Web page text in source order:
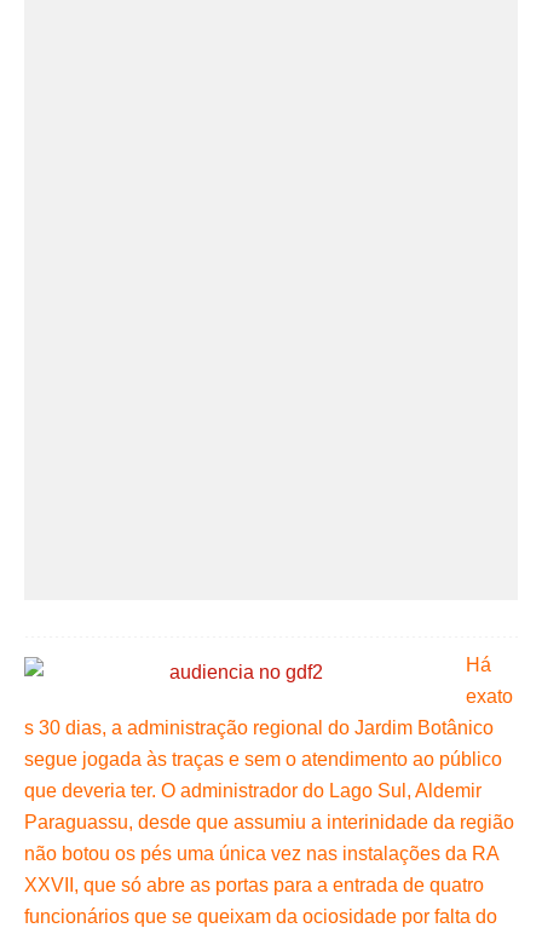
Há
exato
s 30 dias, a administração regional do Jardim Botânico
segue jogada às traças e sem o atendimento ao público
que deveria ter. O administrador do Lago Sul, Aldemir
Paraguassu, desde que assumiu a interinidade da região
não botou os pés uma única vez nas instalações da RA
XXVII, que só abre as portas para a entrada de quatro
funcionários que se queixam da ociosidade por falta do